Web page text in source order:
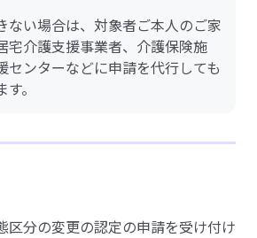
い場合は、対象者ご本人のご家
宅介護支援事業者、介護保険施
センターなどに申請を代行しても
。
区分の変更の認定の申請を受け付け